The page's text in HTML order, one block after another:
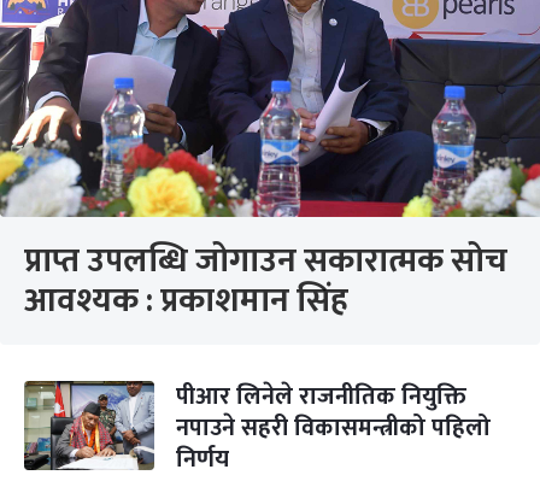
प्राप्त उपलब्धि जोगाउन सकारात्मक सोच
आवश्यक : प्रकाशमान सिंह
पीआर लिनेले राजनीतिक नियुक्ति
नपाउने सहरी विकासमन्त्रीको पहिलो
निर्णय